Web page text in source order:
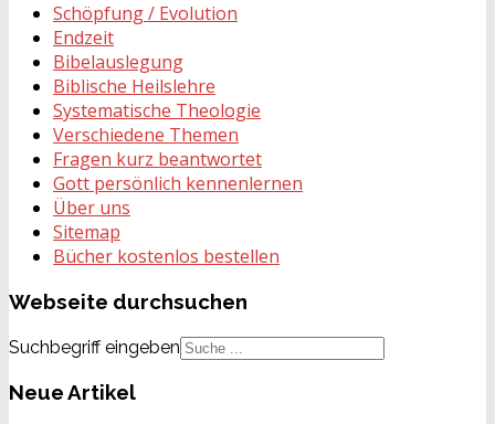
Schöpfung / Evolution
Endzeit
Bibelauslegung
Biblische Heilslehre
Systematische Theologie
Verschiedene Themen
Fragen kurz beantwortet
Gott persönlich kennenlernen
Über uns
Sitemap
Bücher kostenlos bestellen
Webseite durchsuchen
Suchbegriff eingeben
NeueArtikel